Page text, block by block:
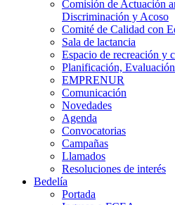
Comisión de Actuación
Discriminación y Acoso
Comité de Calidad con
Sala de lactancia
Espacio de recreación y
Planificación,
EMPRENUR
Comunicación
Novedades
Agenda
Convocatorias
Campañas
Llamados
Resoluciones de interés
Bedelía
Portada